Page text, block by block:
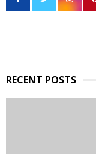
o
RECENT POSTS